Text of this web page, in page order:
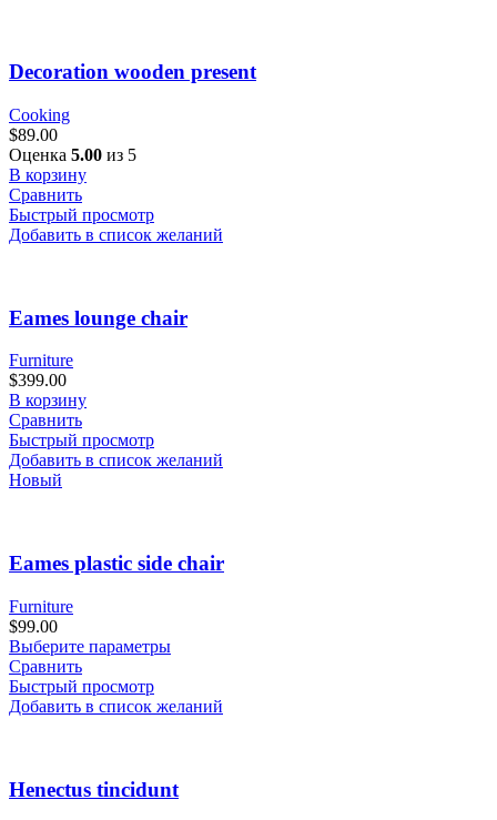
Decoration wooden present
Cooking
$89.00
Оценка 5.00 из 5
В корзину
Сравнить
Быстрый просмотр
Добавить в список желаний
Eames lounge chair
Furniture
$399.00
В корзину
Сравнить
Быстрый просмотр
Добавить в список желаний
Новый
Eames plastic side chair
Furniture
$99.00
Выберите параметры
Сравнить
Быстрый просмотр
Добавить в список желаний
Henectus tincidunt